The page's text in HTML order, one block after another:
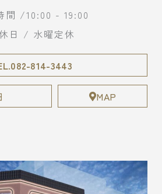
間 /10:00 - 19:00
日 / 水曜定休
814-3443
MAP